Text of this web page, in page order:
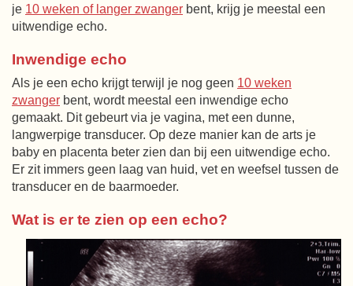
je 10 weken of langer zwanger bent, krijg je meestal een
uitwendige echo.
Inwendige echo
Als je een echo krijgt terwijl je nog geen 10 weken
zwanger bent, wordt meestal een inwendige echo
gemaakt. Dit gebeurt via je vagina, met een dunne,
langwerpige transducer. Op deze manier kan de arts je
baby en placenta beter zien dan bij een uitwendige echo.
Er zit immers geen laag van huid, vet en weefsel tussen de
transducer en de baarmoeder.
Wat is er te zien op een echo?